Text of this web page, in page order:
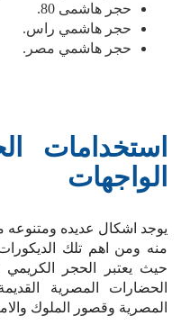
حجر هاشمى 80.
حجر هاشمي راس.
حجر هاشمي مصر.
استخدامات
الواجهات
يوجد اشكال عديده ومتنوعه
منه ومن اهم تلك
حيث يعتبر الحجر
الحضارات المصرية
المصرية وقصور الملوك